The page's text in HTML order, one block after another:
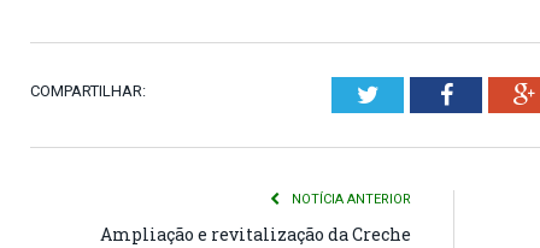
COMPARTILHAR: Twitter
NOTÍCIA ANTERIOR
Ampliação e revitalização da Creche